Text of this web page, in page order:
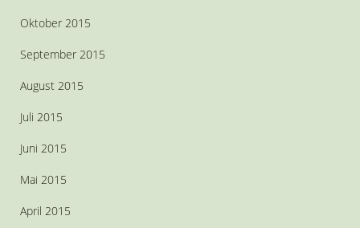
Oktober 2015
September 2015
August 2015
Juli 2015
Juni 2015
Mai 2015
April 2015